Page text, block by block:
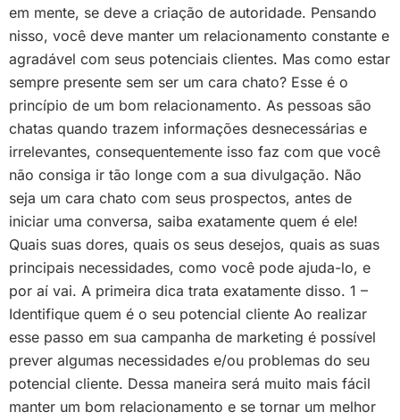
em mente, se deve a criação de autoridade. Pensando
nisso, você deve manter um relacionamento constante e
agradável com seus potenciais clientes. Mas como estar
sempre presente sem ser um cara chato? Esse é o
princípio de um bom relacionamento. As pessoas são
chatas quando trazem informações desnecessárias e
irrelevantes, consequentemente isso faz com que você
não consiga ir tão longe com a sua divulgação. Não
seja um cara chato com seus prospectos, antes de
iniciar uma conversa, saiba exatamente quem é ele!
Quais suas dores, quais os seus desejos, quais as suas
principais necessidades, como você pode ajuda-lo, e
por aí vai. A primeira dica trata exatamente disso. 1 –
Identifique quem é o seu potencial cliente Ao realizar
esse passo em sua campanha de marketing é possível
prever algumas necessidades e/ou problemas do seu
potencial cliente. Dessa maneira será muito mais fácil
manter um bom relacionamento e se tornar um melhor